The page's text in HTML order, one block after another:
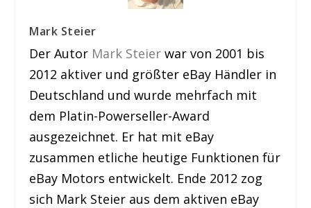
Mark Steier
Der Autor Mark Steier war von 2001 bis
2012 aktiver und größter eBay Händler in
Deutschland und wurde mehrfach mit
dem Platin-Powerseller-Award
ausgezeichnet. Er hat mit eBay
zusammen etliche heutige Funktionen für
eBay Motors entwickelt. Ende 2012 zog
sich Mark Steier aus dem aktiven eBay